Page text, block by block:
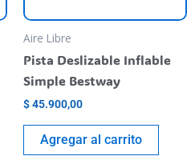
Aire Libre
Pista Deslizable Inflable
Simple Bestway
$45.900,00
Agregar al carrito